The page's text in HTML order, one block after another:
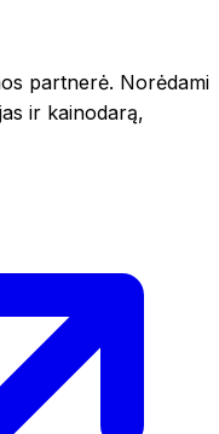
partnerė. Norėdami
ir kainodarą,